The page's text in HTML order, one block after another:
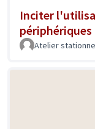
Inciter
Atelier